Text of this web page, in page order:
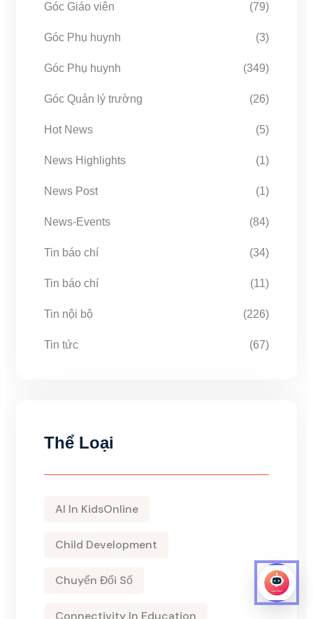
Góc Giáo viên (79)
Góc Phụ huynh (3)
Góc Phụ huynh (349)
Góc Quản lý trường (26)
Hot News (5)
News Highlights (1)
News Post (1)
News-Events (84)
Tin báo chí (34)
Tin báo chí (11)
Tin nội bộ (226)
Tin tức (67)
Thể Loại
AI In KidsOnline
Child Development
Chuyển Đổi Số
Connectivity In Education